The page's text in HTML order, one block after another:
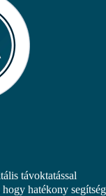
távoktatással
hatékony